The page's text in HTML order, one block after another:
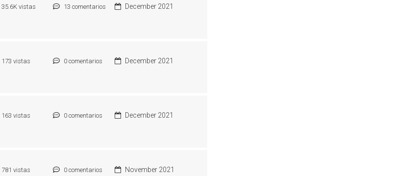
35.6K vistas 13 comentarios December 2021
173 vistas 0comentarios December 2021
163 vistas 0comentarios December 2021
781 vistas 0comentarios November 2021